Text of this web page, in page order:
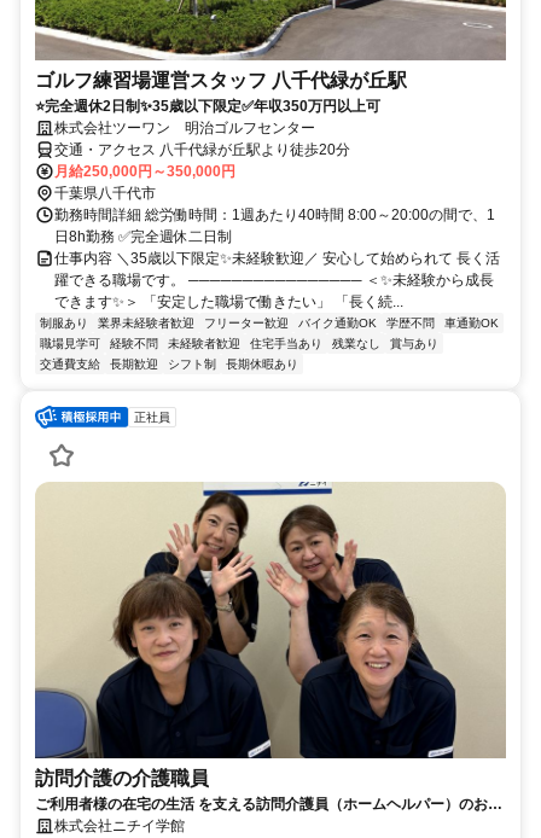
ゴルフ練習場運営スタッフ 八千代緑が丘駅
⭐完全週休2日制✨35歳以下限定✅年収350万円以上可
株式会社ツーワン 明治ゴルフセンター
交通・アクセス 八千代緑が丘駅より徒歩20分
月給250,000円～350,000円
千葉県八千代市
勤務時間詳細 総労働時間：1週あたり40時間 8:00～20:00の間で、1
日8h勤務 ✅完全週休二日制
仕事内容 ＼35歳以下限定✨未経験歓迎／ 安心して始められて 長く活
躍できる職場です。 ──────────────── ＜✨未経験から成長
できます✨＞ 「安定した職場で働きたい」 「長く続...
制服あり 業界未経験者歓迎 フリーター歓迎 バイク通勤OK 学歴不問
車通勤OK
職場見学可
経験不問 未経験者歓迎 住宅手当あり 残業なし
賞与あり
交通費支給
長期歓迎 シフト制 長期休暇あり
正社員
訪問介護の介護職員
ご利用者様の在宅の生活 を支える訪問介護員（ホームヘルパー）のお仕
事です。
株式会社ニチイ学館